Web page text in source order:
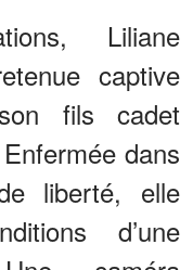
Liliane
captive
fils cadet
dans
liberté, elle
d’une